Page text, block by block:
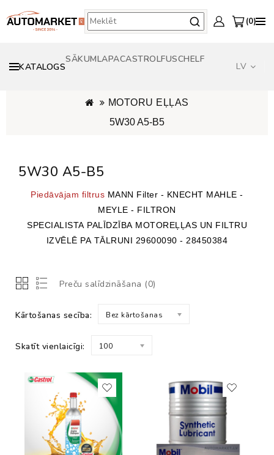
0
KATALOGS
SĀKUMLAPACASTROLFUSCHELF
LV
MOTORU EĻĻAS
5W30 A5-B5
5W30 A5-B5
Piedāvājam filtrus MANN Filter - KNECHT MAHLE -
MEYLE - FILTRON
SPECIALISTA PALĪDZĪBA MOTOREĻĻAS UN FILTRU
IZVĒLĒ PA TĀLRUNI 29600090 - 28450384
Preču salīdzināšana (0)
Kārtošanas secība: Bez kārtošanas
Skatīt vienlaicīgi: 100